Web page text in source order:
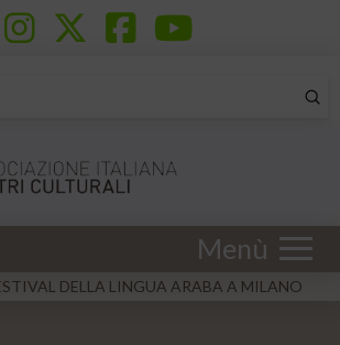
Menù
DELLA LINGUA ARABA A MILANO